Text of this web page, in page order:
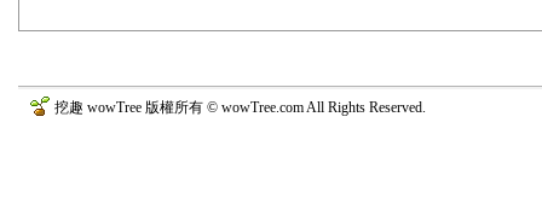
挖趣 wowTree 版權所有 © wowTree.com All Rights Reserved.